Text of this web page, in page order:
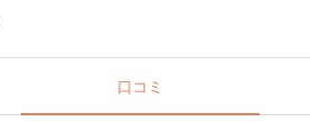
口コミ